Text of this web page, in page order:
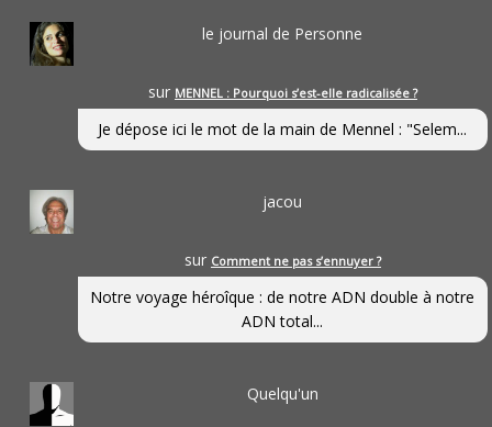
le journal de Personne
sur MENNEL : Pourquoi s’est-elle radicalisée ?
Je dépose ici le mot de la main de Mennel : "Selem...
jacou
sur Comment ne pas s’ennuyer ?
Notre voyage héroîque : de notre ADN double à notre
ADN total...
Quelqu'un